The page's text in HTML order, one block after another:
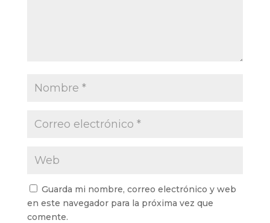
Guarda mi nombre, correo electrónico y web
en este navegador para la próxima vez que
comente.